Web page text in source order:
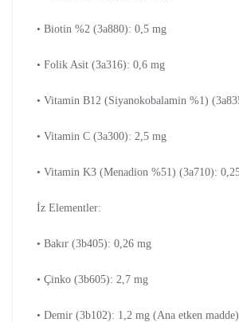
• Biotin %2 (3a880): 0,5 mg
• Folik Asit (3a316): 0,6 mg
• Vitamin B12 (Siyanokobalamin %1)
• Vitamin C (3a300): 2,5 mg
• Vitamin K3 (Menadion %51) (3a710):
İz Elementler:
• Bakır (3b405): 0,26 mg
• Çinko (3b605): 2,7 mg
• Demir (3b102): 1,2 mg (Ana etken madde)